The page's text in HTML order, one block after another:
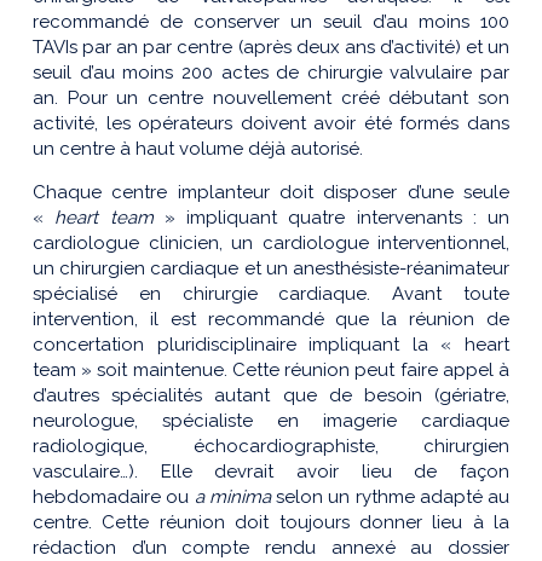
recommandé de conserver un seuil d’au moins 100
TAVIs par an par centre (après deux ans d’activité) et un
seuil d’au moins 200 actes de chirurgie valvulaire par
an. Pour un centre nouvellement créé débutant son
activité, les opérateurs doivent avoir été formés dans
un centre à haut volume déjà autorisé.
Chaque centre implanteur doit disposer d’une seule
« heart team» impliquant quatre intervenants : un
cardiologue clinicien, un cardiologue interventionnel,
un chirurgien cardiaque et un anesthésiste-réanimateur
spécialisé en chirurgie cardiaque. Avant toute
intervention, il est recommandé que la réunion de
concertation pluridisciplinaire impliquant la « heart
team » soit maintenue. Cette réunion peut faire appel à
d’autres spécialités autant que de besoin (gériatre,
neurologue, spécialiste en imagerie cardiaque
radiologique, échocardiographiste, chirurgien
vasculaire…). Elle devrait avoir lieu de façon
hebdomadaire ou a minimaselon un rythme adapté au
centre. Cette réunion doit toujours donner lieu à la
rédaction d’un compte rendu annexé au dossier